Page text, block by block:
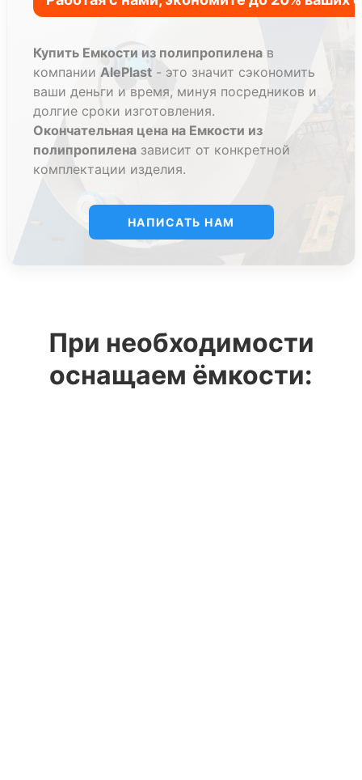
Купить Емкости из полипропилена в
компании AlePlast - это значит сэкономить
ваши деньги и время, минуя посредников и
долгие сроки изготовления.
Окончательная цена на Емкости из
полипропилена зависит от конкретной
комплектации изделия.
НАПИСАТЬ НАМ
При необходимости
оснащаем ёмкости: